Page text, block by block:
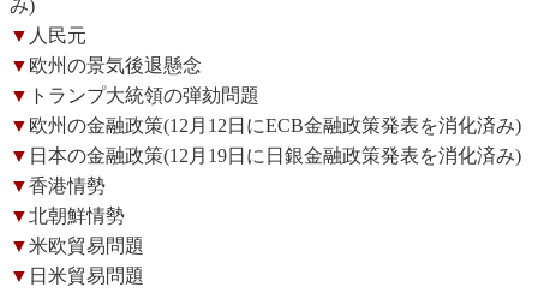
み)
▼ 人民元
▼ 欧州の景気後退懸念
▼ トランプ大統領の弾劾問題
▼ 欧州の金融政策(12月12日にECB金融政策発表を消化済み)
▼ 日本の金融政策(12月19日に日銀金融政策発表を消化済み)
▼香港情勢
▼北朝鮮情勢
▼米欧貿易問題
▼ 日米貿易問題